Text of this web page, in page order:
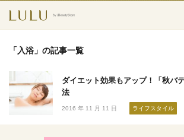
スキンケア
「入浴」の記事一覧
ダイエット効果もアップ！「秋バ
法
2016 年 11 月 11 日 ライフスタイル